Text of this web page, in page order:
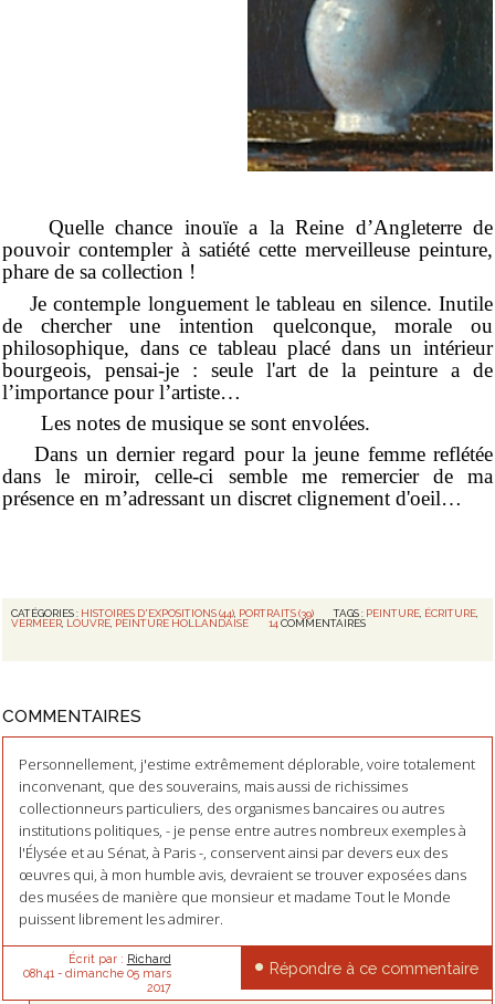
Quelle chance inouïe a la Reine d’Angleterre de
pouvoir contempler à satiété cette merveilleuse peinture,
phare de sa collection !
Je contemple longuement le tableau en silence. Inutile
de chercher une intention quelconque, morale ou
philosophique, dans ce tableau placé dans un intérieur
bourgeois, pensai-je : seule l'art de la peinture a de
l’importance pour l’artiste…
Les notes de musique se sont envolées.
Dans un dernier regard pour la jeune femme reflétée
dans le miroir, celle-ci semble me remercier de ma
présence en m’adressant un discret clignement d'oeil…
CATÉGORIES : HISTOIRES D'EXPOSITIONS (44) PORTRAITS (39) TAGS : PEINTURE ÉCRITURE
VERMEER LOUVRE PEINTURE HOLLANDAISE 14 COMMENTAIRES
COMMENTAIRES
Personnellement, j'estime extrêmement déplorable, voire totalement
inconvenant, que des souverains, mais aussi de richissimes
collectionneurs particuliers, des organismes bancaires ou autres
institutions politiques, - je pense entre autres nombreux exemples à
l'Élysée et au Sénat, à Paris -, conservent ainsi par devers eux des
œuvres qui, à mon humble avis, devraient se trouver exposées dans
des musées de manière que monsieur et madame Tout le Monde
puissent librement les admirer.
Écrit par : Richard
08h41 - dimanche 05 mars
2017
Répondre à ce commentaire